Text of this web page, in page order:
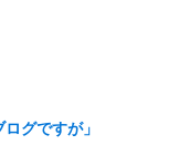
グですが」